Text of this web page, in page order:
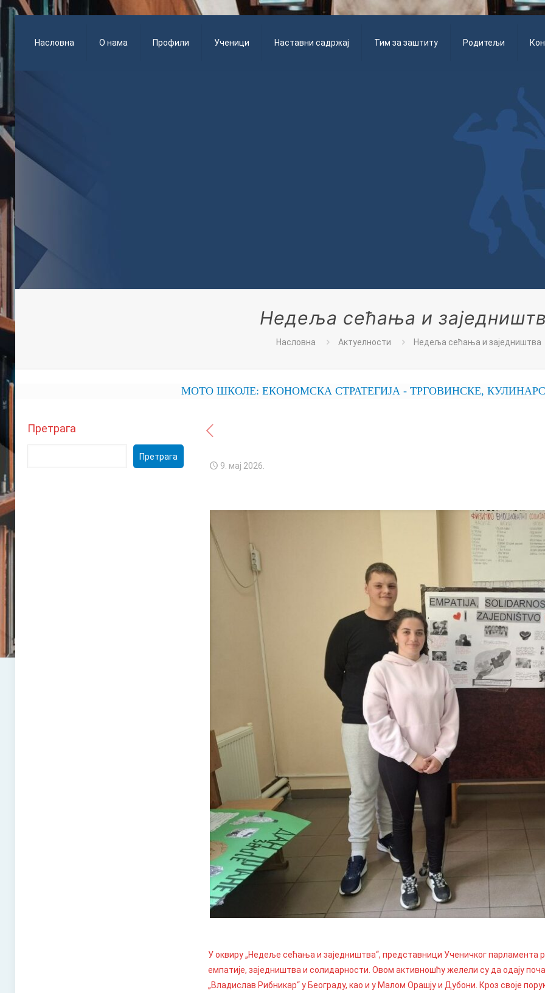
Насловна О нама Профили Ученици Наставни садржај Тим за заштиту Родитељи
Недеља сећања и
Насловна Актуелности Недеља сећања и заједништва
МОТО ШКОЛЕ: ЕКОНОМСКА СТРАТЕГИЈА - ТРГОВИНСКЕ, КУЛИНАРСКЕ,
9. мај 2026.
У оквиру „Недеље сећања и заједништва“, представници Ученичког парламента
емпатије, заједништва и солидарности. Овом активношћу желели су да одају
„Владислав Рибникар“ у Београду, као и у Малом Орашју и Дубони. Кроз своје
Претрага
Претрага